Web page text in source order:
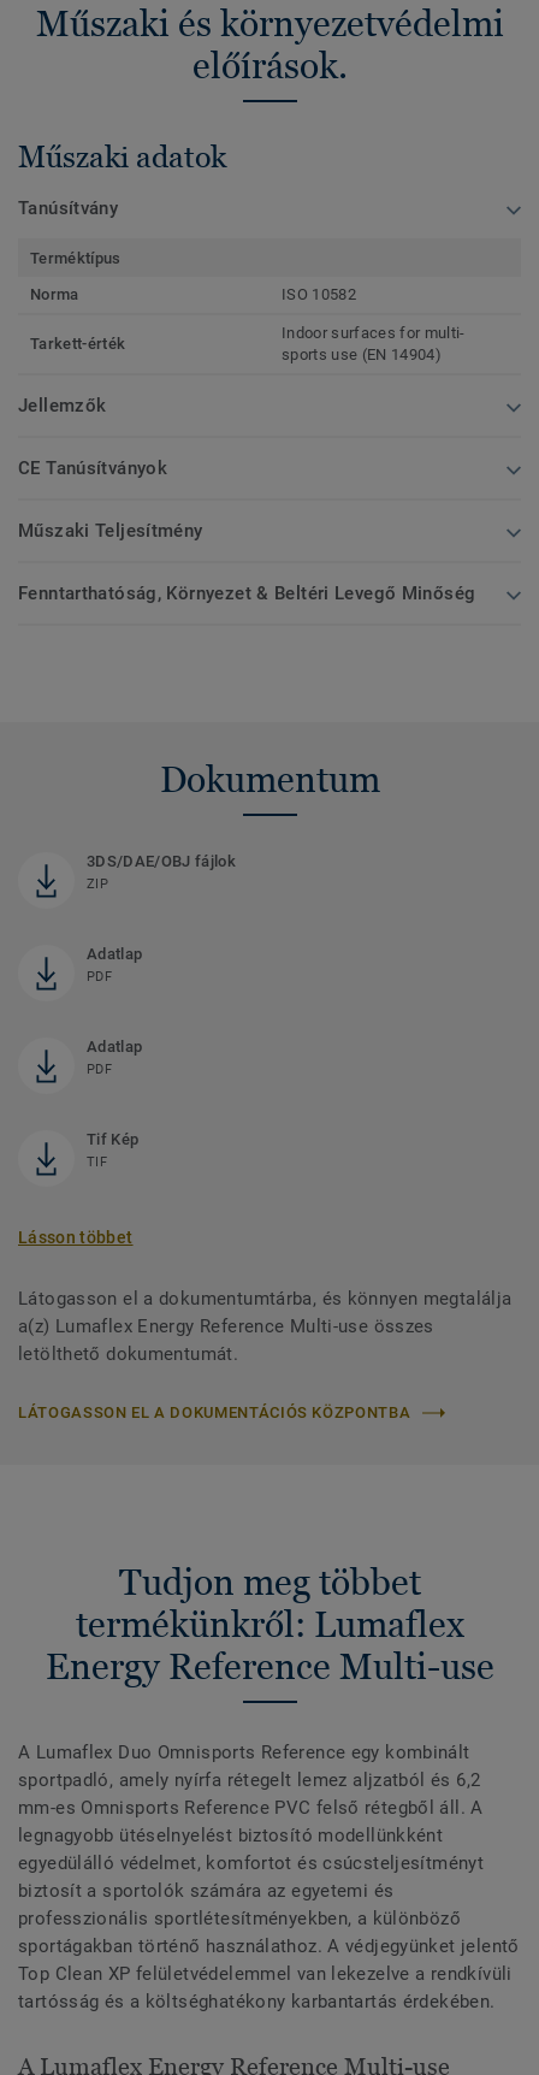
Műszaki és környezetvédelmi
előírások.
Műszaki adatok
Tanúsítvány
Terméktípus
Norma
ISO 10582
Tarkett-érték
Indoor surfaces for multi-
sports use (EN 14904)
Jellemzők
CE Tanúsítványok
Műszaki Teljesítmény
Fenntarthatóság, Környezet & Beltéri Levegő Minőség
Dokumentum
3DS/DAE/OBJ fájlok
ZIP
Adatlap
PDF
Adatlap
PDF
Tif Kép
TIF
Lásson többet
Látogasson el a dokumentumtárba, és könnyen megtalálja
a(z) Lumaflex Energy Reference Multi-use összes
letölthető dokumentumát.
LÁTOGASSON EL A DOKUMENTÁCIÓS KÖZPONTBA
Tudjon meg többet
termékünkről: Lumaflex
Energy Reference Multi-use
A Lumaflex Duo Omnisports Reference egy kombinált
sportpadló, amely nyírfa rétegelt lemez aljzatból és 6,2
mm-es Omnisports Reference PVC felső rétegből áll. A
legnagyobb ütéselnyelést biztosító modellünkként
egyedülálló védelmet, komfortot és csúcsteljesítményt
biztosít a sportolók számára az egyetemi és
professzionális sportlétesítményekben, a különböző
sportágakban történő használathoz. A védjegyünket jelentő
Top Clean XP felületvédelemmel van lekezelve a rendkívüli
tartósság és a költséghatékony karbantartás érdekében.
A Lumaflex Energy Reference Multi-use